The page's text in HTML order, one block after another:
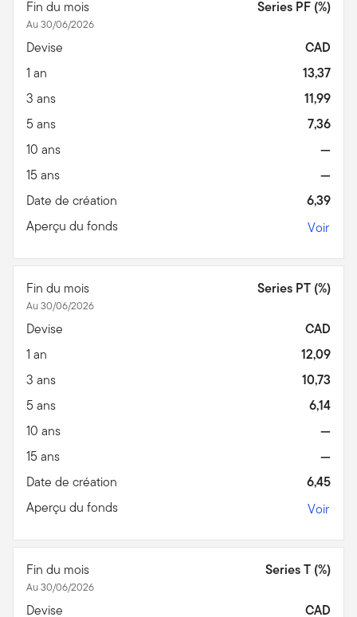
Fin du mois
Au 30/06/2026
Series PF (%)
Devise
CAD
1 an
13,37
3 ans
11,99
5 ans
7,36
10 ans
—
15 ans
—
Date de création
6,39
Aperçu du fonds
Voir
Fin du mois
Au 30/06/2026
Series PT (%)
Devise
CAD
1 an
12,09
3 ans
10,73
5 ans
6,14
10 ans
—
15 ans
—
Date de création
6,45
Aperçu du fonds
Voir
Fin du mois
Au 30/06/2026
Series T (%)
Devise
CAD